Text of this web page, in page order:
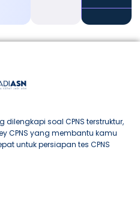
dilengkapi soal CPNS terstruktur,
CPNS yang membantu kamu
untuk persiapan tes CPNS